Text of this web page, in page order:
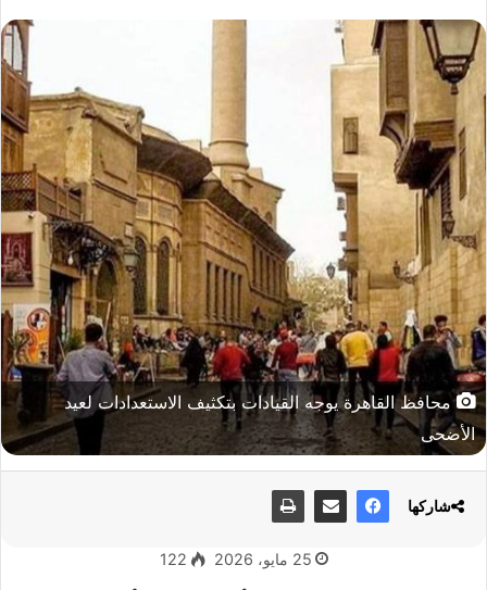
محافظ القاهرة يوجه القيادات بتكثيف الاستعدادات لعيد
الأضحى
25 مايو، 2026 122
شاركها